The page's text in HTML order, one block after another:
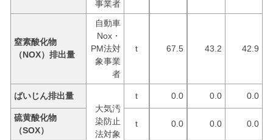
事業者
窒素酸化物
（NOX）排出量
自動車
Nox・
PM法対
象事業
者
t 67.5 43.2 42.9
ばいじん排出量
大気汚
染防止
法対象
t 0.0 0.0 0.0
硫黄酸化物
（SOX）
t 0.0 0.0 0.0